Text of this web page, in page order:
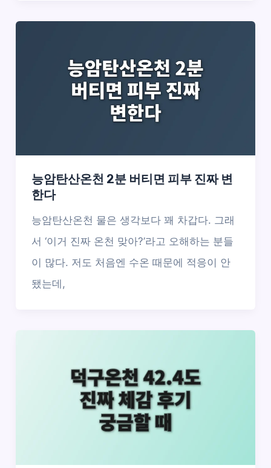
능암탄산온천 2분 버티면 피부 진짜 변
한다
능암탄산온천 물은 생각보다 꽤 차갑다. 그래
서 ‘이거 진짜 온천 맞아?’라고 오해하는 분들
이 많다. 저도 처음엔 수온 때문에 적응이 안
됐는데,